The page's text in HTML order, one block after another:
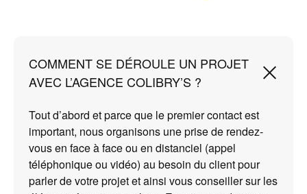
COMMENT SE DÉROULE UN PROJET
AVEC L’AGENCE COLIBRY’S ?
Tout d’abord et parce que le premier contact est
important, nous organisons une prise de rendez-
vous en face à face ou en distanciel (appel
téléphonique ou vidéo) au besoin du client pour
parler de votre projet et ainsi vous conseiller sur les